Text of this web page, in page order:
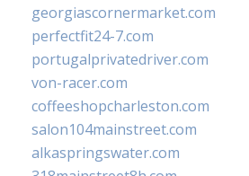
georgiascornermarket.com
perfectfit24-7.com
portugalprivatedriver.com
von-racer.com
coffeeshopcharleston.com
salon104mainstreet.com
alkaspringswater.com